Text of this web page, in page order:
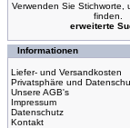
Verwenden Sie Stichworte,
finden.
erweiterte
Informationen
Liefer- und Versandkosten
Privatsphäre und
Unsere AGB's
Impressum
Datenschutz
Kontakt